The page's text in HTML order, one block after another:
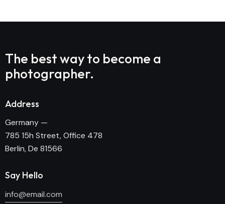
The best way to become a
photographer.
Address
Germany —
785 15h Street, Office 478
Berlin, De 81566
Say Hello
info@email.com